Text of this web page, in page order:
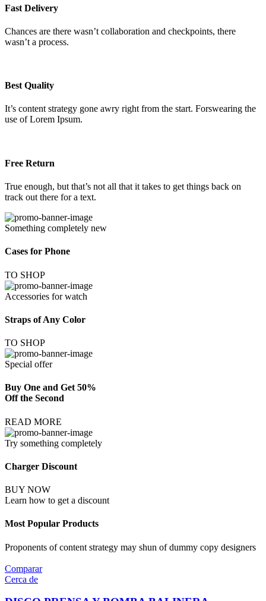
Fast Delivery
Chances are there wasn’t collaboration and checkpoints, there
wasn’t a process.
Best Quality
It’s content strategy gone awry right from the start. Forswearing the
use of Lorem Ipsum.
Free Return
True enough, but that’s not all that it takes to get things back on
track out there for a text.
Something completely new
Cases for Phone
TO SHOP
Accessories for watch
Straps of Any Color
TO SHOP
Special offer
Buy One and Get 50%
Off the Second
READ MORE
Try something completely
Charger Discount
BUY NOW
Learn how to get a discount
Most Popular Products
Proponents of content strategy may shun of dummy copy designers
Comparar
Cerca de